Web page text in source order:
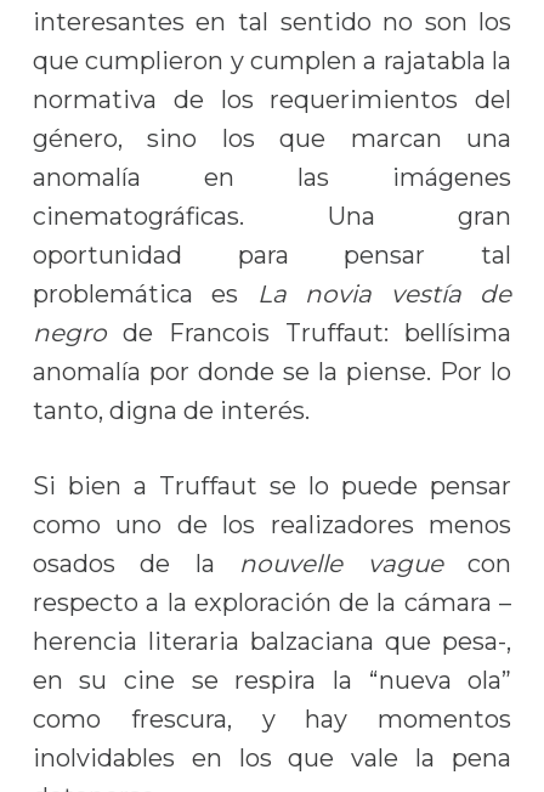
interesantes en tal sentido no son los
que cumplieron y cumplen a rajatabla la
normativa de los requerimientos del
género, sino los que marcan una
anomalía en las imágenes
cinematográficas. Una gran
oportunidad para pensar tal
problemática es La novia vestía de
negrode Francois Truffaut: bellísima
anomalía por donde se la piense. Por lo
tanto, digna de interés.
Si bien a Truffaut se lo puede pensar
como uno de los realizadores menos
osados de la nouvelle vaguecon
respecto a la exploración de la cámara –
herencia literaria balzaciana que pesa-,
en su cine se respira la “nueva ola”
como frescura, y hay momentos
inolvidables en los que vale la pena